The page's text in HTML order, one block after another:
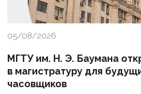
05/08/2026
МГТУ им. Н. Э. Баумана
в магистратуру для
часовщиков